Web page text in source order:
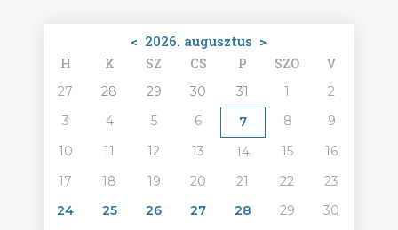
< 2026. augusztus >
H K SZ CS P SZO V
27 28 29 30 31 1
2
3
4 5 6 7 8
9
10
11 12 13 14 15
16
17
18 19 20 21 22
23
24
25 26 27 28 29
30